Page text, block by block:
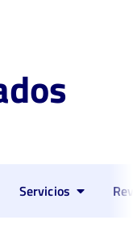
Servicios